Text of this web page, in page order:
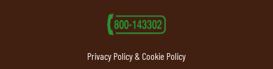
Privacy Policy & Cookie Policy